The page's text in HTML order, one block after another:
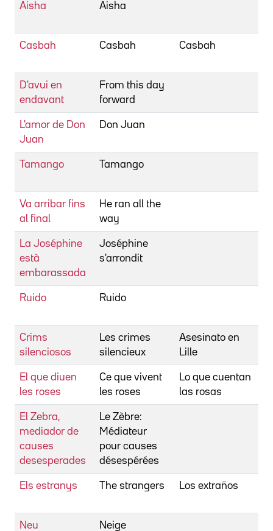
Aisha Aisha
Casbah Casbah Casbah
D'avui en
endavant
From this day
forward
L'amor de Don
Juan
Don Juan
Tamango Tamango
Va arribar fins
al final
He ran all the
way
La Joséphine
està
embarassada
Joséphine
s'arrondit
Ruido Ruido
Crims
silenciosos
Les crimes
silencieux
Asesinato en
Lille
El que diuen
les roses
Ce que vivent
les roses
Lo que cuentan
las rosas
El Zebra,
mediador de
causes
desesperades
Le Zèbre:
Médiateur
pour causes
désespérées
Els estranys The strangers Los extraños
Neu Neige